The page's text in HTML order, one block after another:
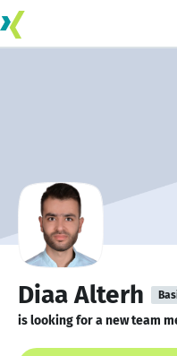
Diaa Alterh
is looking for a new team